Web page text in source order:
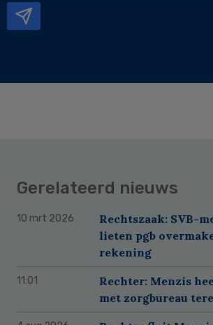
Gerelateerd nieuws
10 mrt 2026
Rechtszaak: SVB-
lieten pgb
rekening
11:01
Rechter: Menzis
met zorgbureau